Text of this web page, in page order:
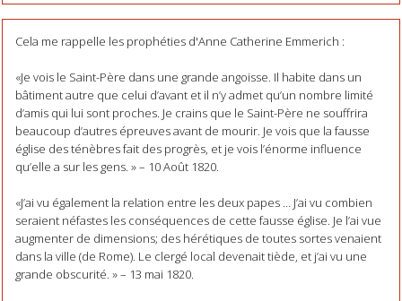
Cela me rappelle les prophéties d'Anne Catherine Emmerich :
«Je vois le Saint-Père dans une grande angoisse. Il habite dans un
bâtiment autre que celui d’avant et il n’y admet qu’un nombre limité
d’amis qui lui sont proches. Je crains que le Saint-Père ne souffrira
beaucoup d’autres épreuves avant de mourir. Je vois que la fausse
église des ténèbres fait des progrès, et je vois l’énorme influence
qu’elle a sur les gens. » – 10 Août 1820.
«J’ai vu également la relation entre les deux papes … J’ai vu combien
seraient néfastes les conséquences de cette fausse église. Je l’ai vue
augmenter de dimensions; des hérétiques de toutes sortes venaient
dans la ville (de Rome). Le clergé local devenait tiède, et j’ai vu une
grande obscurité. » – 13 mai 1820.